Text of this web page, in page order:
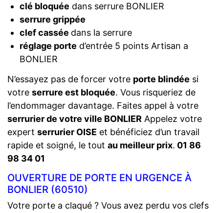
clé bloquée dans serrure BONLIER
serrure grippée
clef cassée dans la serrure
réglage porte d’entrée 5 points Artisan a
BONLIER
N’essayez pas de forcer votre porte blindée si
votre serrure est bloquée. Vous risqueriez de
l’endommager davantage. Faites appel à votre
serrurier de votre ville BONLIER Appelez votre
expert serrurier OISE et bénéficiez d’un travail
rapide et soigné, le tout au meilleur prix. 01 86
98 34 01
OUVERTURE DE PORTE EN URGENCE À
BONLIER (60510)
Votre porte a claqué ? Vous avez perdu vos clefs